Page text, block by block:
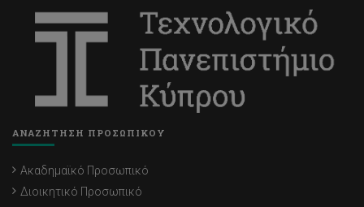
ΑΝΑΖΗΤΗΣΗ ΠΡΟΣΩΠΙΚΟΥ
Ακαδημαϊκό Προσωπικό
Διοικητικό Προσωπικό